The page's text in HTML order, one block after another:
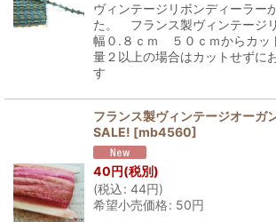
ヴィンテージリボンディーラー
た。 フランス製ヴィンテー
幅０.８ｃｍ ５０ｃｍからカッ
量２以上の場合はカットせずに
す
フランス製ヴィンテージオーガ
SALE! [mb4560]
40円(税別)
(税込: 44円)
希望小売価格: 50円